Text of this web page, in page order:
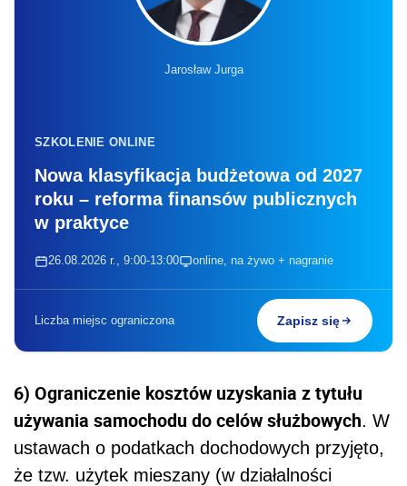
Jarosław Jurga
SZKOLENIE ONLINE
Nowa klasyfikacja budżetowa od 2027
roku – reforma finansów publicznych
w praktyce
26.08.2026 r., 9:00-13:00 online, na żywo + nagranie
Liczba miejsc ograniczona Zapisz się
6) Ograniczenie kosztów uzyskania z tytułu
używania samochodu do celów służbowych. W
ustawach o podatkach dochodowych przyjęto,
że tzw. użytek mieszany (w działalności